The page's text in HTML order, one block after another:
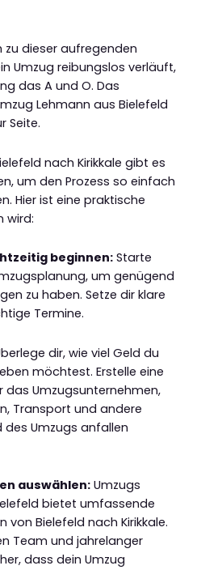
zu dieser aufregenden
Umzug reibungslos verläuft,
das A und O. Das
Lehmann aus Bielefeld
Seite.
nach Kirikkale gibt es
um den Prozess so einfach
Hier ist eine praktische
wird:
beginnen: Starte
um genügend
zu haben. Setze dir klare
Termine.
dir, wie viel Geld du
möchtest. Erstelle eine
das Umzugsunternehmen,
Transport und andere
Umzugs anfallen
auswählen: Umzugs
bietet umfassende
von Bielefeld nach Kirikkale.
Team und jahrelanger
dass dein Umzug